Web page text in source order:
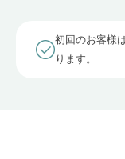
初回のお客様
ります。